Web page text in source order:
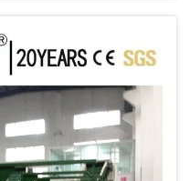
didaur ulang,